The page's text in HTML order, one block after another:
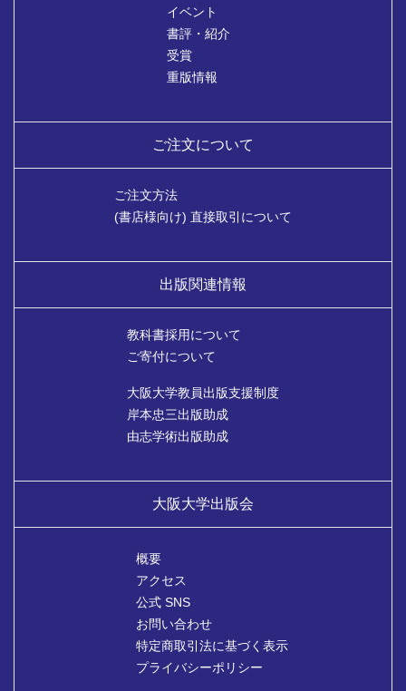
イベント
書評・紹介
受賞
重版情報
ご注文について
ご注文方法
(書店様向け) 直接取引について
出版関連情報
教科書採用について
ご寄付について
大阪大学教員出版支援制度
岸本忠三出版助成
由志学術出版助成
大阪大学出版会
概要
アクセス
公式 SNS
お問い合わせ
特定商取引法に基づく表示
プライバシーポリシー